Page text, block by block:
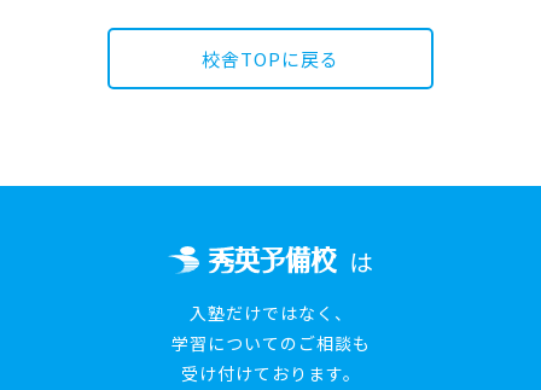
校舎TOPに戻る
は
入塾だけではなく、
学習についてのご相談も
受け付けております。